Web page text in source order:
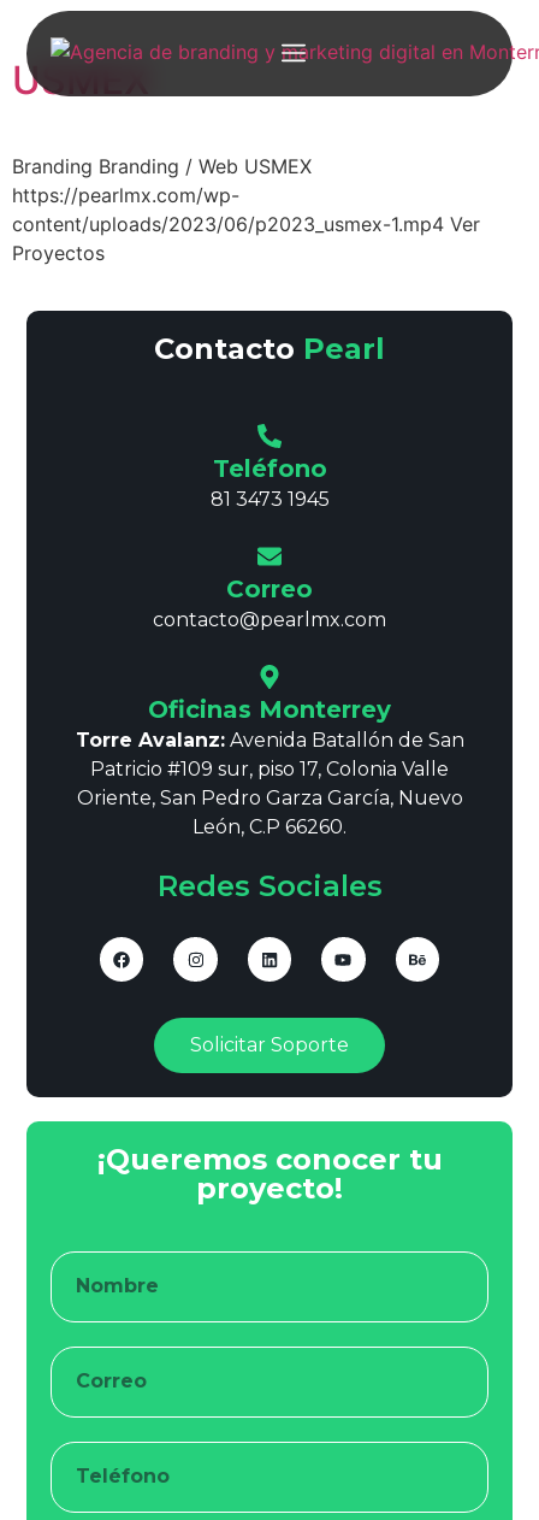
USMEX
Branding Branding / Web USMEX
https://pearlmx.com/wp-
content/uploads/2023/06/p2023_usmex-1.mp4 Ver
Proyectos
Contacto Pearl
Teléfono
81 3473 1945
Correo
contacto@pearlmx.com
Oficinas Monterrey
Torre Avalanz:Avenida Batallón de San
Patricio #109 sur, piso 17, Colonia Valle
Oriente, San Pedro Garza García, Nuevo
León, C.P 66260.
Redes Sociales
Solicitar Soporte
¡Queremos conocer tu
proyecto!